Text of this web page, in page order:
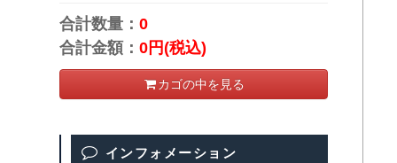
合計数量：0
合計金額：0円(税込)
カゴの中を見る
インフォメーション